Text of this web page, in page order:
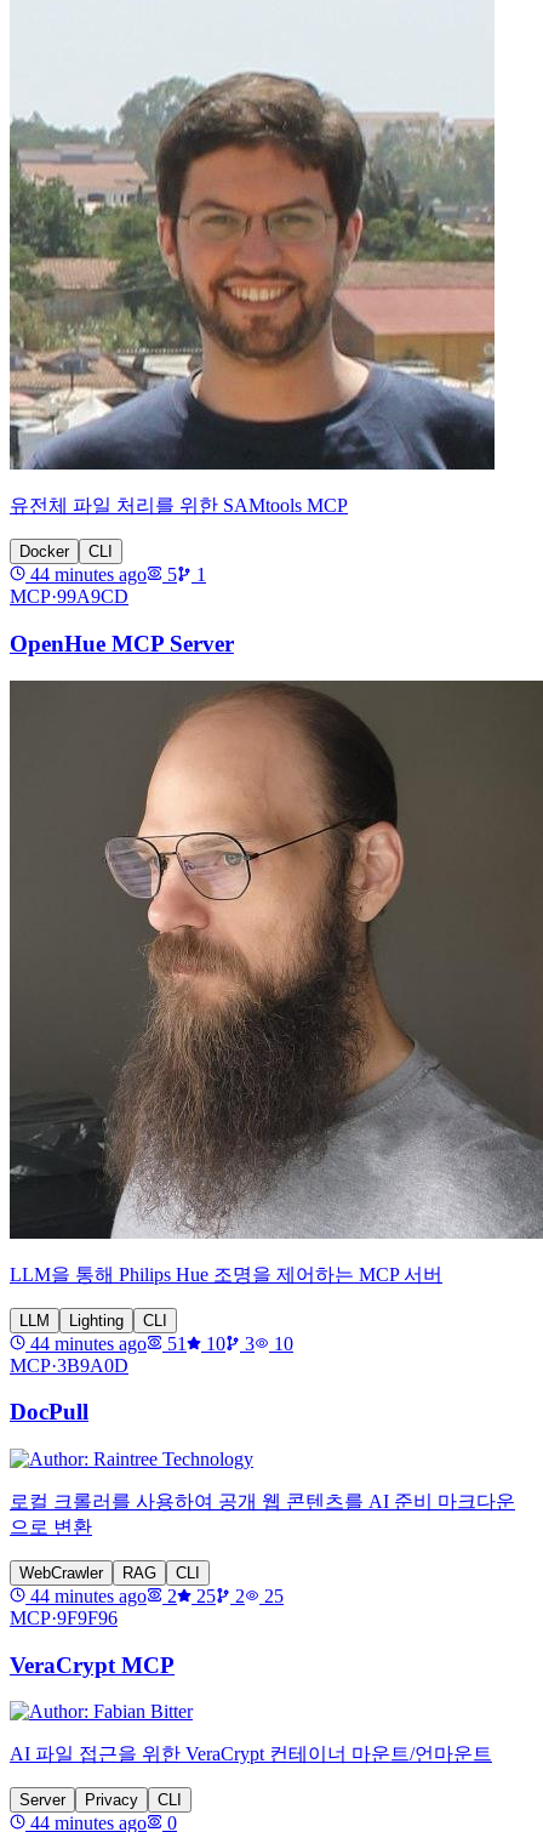
유전체 파일 처리를 위한 SAMtools MCP
Docker CLI
44 minutes ago 5
1
MCP·99A9CD
OpenHue MCP Server
LLM을 통해 Philips Hue 조명을 제어하는 MCP 서버
LLM Lighting CLI
44 minutes ago 51 10 3
10
MCP·3B9A0D
DocPull
로컬 크롤러를 사용하여 공개 웹 콘텐츠를 AI 준비 마크다운
으로 변환
WebCrawler RAG CLI
44 minutes ago 2 25 2
25
MCP·9F9F96
VeraCrypt MCP
AI 파일 접근을 위한 VeraCrypt 컨테이너 마운트/언마운트
Server Privacy CLI
44 minutes ago 0